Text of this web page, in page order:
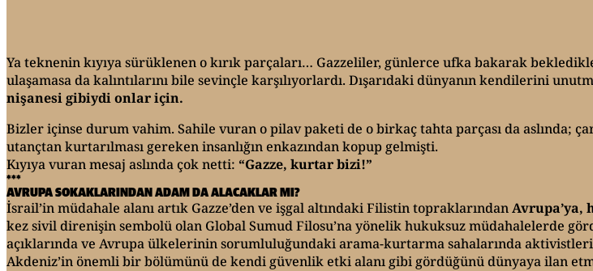
Ya teknenin kıyıya sürüklenen o kırık parçaları… Gazzeliler, günlerce ufka bakarak
ulaşamasa da kalıntılarını bile sevinçle karşılıyorlardı. Dışarıdaki dünyanın kendilerini
nişanesi gibiydi onlar için.
Bizler içinse durum vahim. Sahile vuran o pilav paketi de o birkaç tahta parçası da aslında;
utançtan kurtarılması gereken insanlığın enkazından kopup gelmişti.
Kıyıya vuran mesaj aslında çok netti: “Gazze, kurtar bizi!”
***
AVRUPA SOKAKLARINDAN ADAM DA ALACAKLAR MI?
İsrail’in müdahale alanı artık Gazze’den ve işgal altındaki Filistin topraklarındanAvrupa’ya,
kez sivil direnişin sembolü olan Global Sumud Filosu’na yönelik hukuksuz müdahalelerde
açıklarında ve Avrupa ülkelerinin sorumluluğundaki arama-kurtarma sahalarında aktivistleri
Akdeniz’in önemli bir bölümünü de kendi güvenlik etki alanı gibi gördüğünü dünyaya ilan